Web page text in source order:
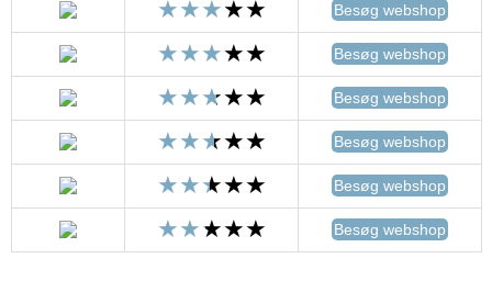
Besøg webshop
Besøg webshop
Besøg webshop
Besøg webshop
Besøg webshop
Besøg webshop